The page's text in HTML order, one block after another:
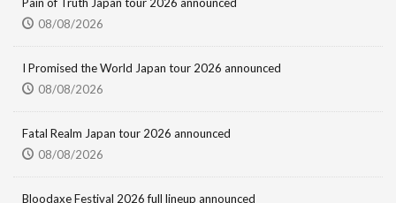
Pain of Truth Japan tour 2026 announced
08/08/2026
I Promised the World Japan tour 2026 announced
08/08/2026
Fatal Realm Japan tour 2026 announced
08/08/2026
Bloodaxe Festival 2026 full lineup announced